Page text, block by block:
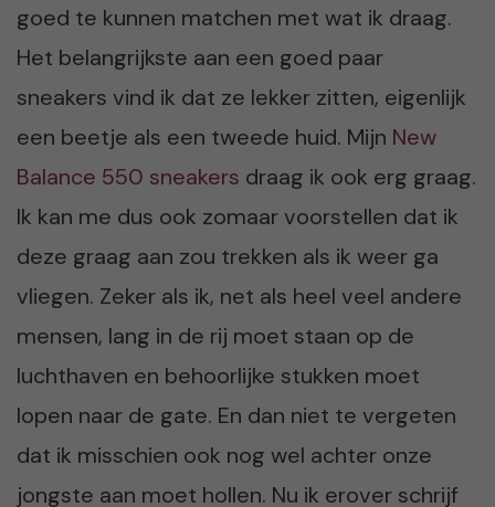
goed te kunnen matchen met wat ik draag.
Het belangrijkste aan een goed paar
sneakers vind ik dat ze lekker zitten, eigenlijk
een beetje als een tweede huid. Mijn New
Balance 550 sneakers draag ik ook erg graag.
Ik kan me dus ook zomaar voorstellen dat ik
deze graag aan zou trekken als ik weer ga
vliegen. Zeker als ik, net als heel veel andere
mensen, lang in de rij moet staan op de
luchthaven en behoorlijke stukken moet
lopen naar de gate. En dan niet te vergeten
dat ik misschien ook nog wel achter onze
jongste aan moet hollen. Nu ik erover schrijf